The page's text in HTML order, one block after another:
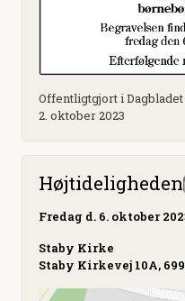
Offentligtgjort i
2. oktober 2023
Højtideligheden
Fredag d. 6. oktober
Staby Kirke
Staby Kirkevej 10A,